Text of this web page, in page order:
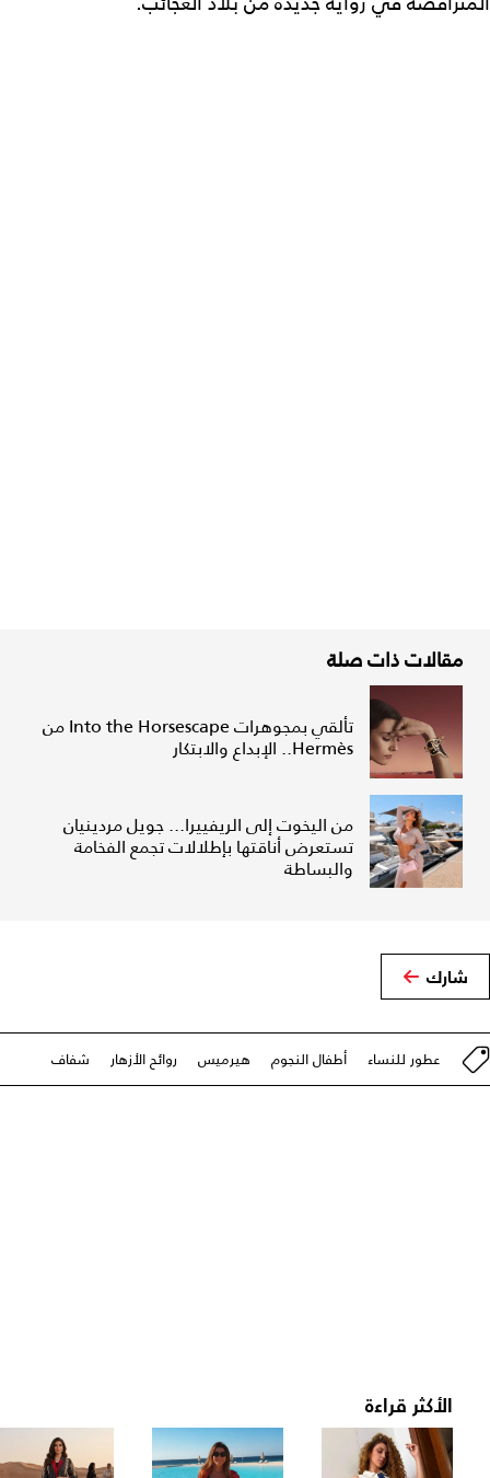
مقالات ذات صلة
تألقي بمجوهرات Into the Horsescape من
Hermès.. الإبداع والابتكار
من اليخوت إلى الريفييرا... جويل مردينيان
تستعرض أناقتها بإطلالات تجمع الفخامة
والبساطة
شارك
عطور للنساء أطفال النجوم هيرميس روائح الأزهار شفاف
الأكثر قراءة